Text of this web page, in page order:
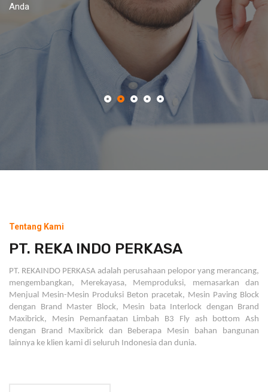
Anda
Tentang Kami
PT. REKA INDO PERKASA
PT. REKAINDO PERKASA adalah perusahaan pelopor yang merancang,
mengembangkan, Merekayasa, Memproduksi, memasarkan dan
dengan Brand Master Block, Mesin bata Interlock dengan Brand
Maxibrick, Mesin Pemanfaatan Limbah B3 Fly ash bottom Ash
dengan Brand Maxibrick dan Beberapa Mesin bahan bangunan
lainnya ke klien kami di seluruh Indonesia dan dunia.